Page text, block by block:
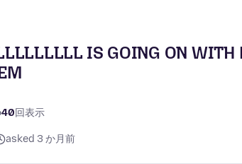
IS GOING ON WITH
40回表示
asked 3 か月前